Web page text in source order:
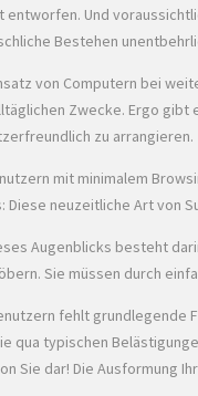
entworfen. Und
Bestehen
von Computern bei
Zwecke. Ergo
zu arrangieren.
mit minimalem
Diese neuzeitliche Art von
Augenblicks besteht
Sie müssen durch
fehlt grundlegende
qua typischen
Sie dar! Die Ausformung